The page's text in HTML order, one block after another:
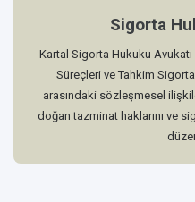
Sigorta
Kartal Sigorta Hukuku Avukatı
Süreçleri ve Tahkim
arasındaki sözleşmesel
doğan tazminat haklarını ve